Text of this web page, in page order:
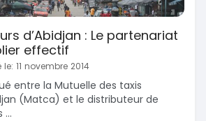
d’Abidjan : Le partenariat
effectif
11 novembre 2014
entre la Mutuelle des taxis
(Matca) et le distributeur de